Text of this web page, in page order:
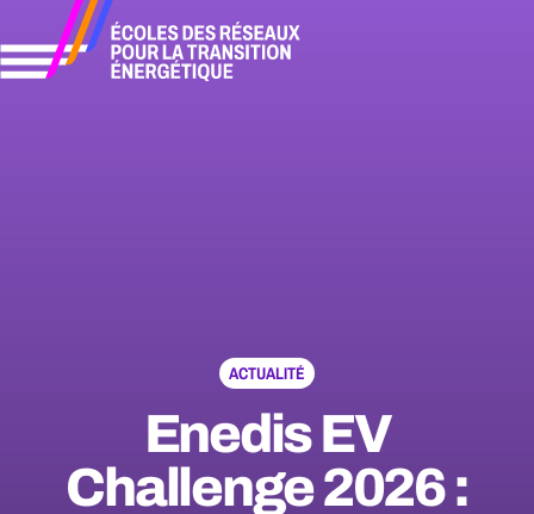
directement
au
contenu
Enedis EV
Challenge 2026 :
ACTUALITÉ